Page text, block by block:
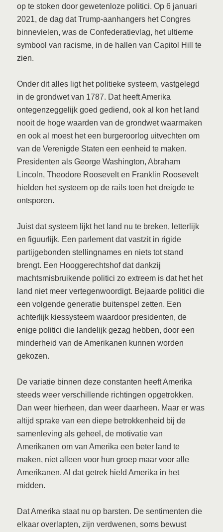
op te stoken door gewetenloze politici. Op 6 januari
2021, de dag dat Trump-aanhangers het Congres
binnevielen, was de Confederatievlag, het ultieme
symbool van racisme, in de hallen van Capitol Hill te
zien.
Onder dit alles ligt het politieke systeem, vastgelegd
in de grondwet van 1787. Dat heeft Amerika
ontegenzeggelijk goed gediend, ook al kon het land
nooit de hoge waarden van de grondwet waarmaken
en ook al moest het een burgeroorlog uitvechten om
van de Verenigde Staten een eenheid te maken.
Presidenten als George Washington, Abraham
Lincoln, Theodore Roosevelt en Franklin Roosevelt
hielden het systeem op de rails toen het dreigde te
ontsporen.
Juist dat systeem lijkt het land nu te breken, letterlijk
en figuurlijk. Een parlement dat vastzit in rigide
partijgebonden stellingnames en niets tot stand
brengt. Een Hooggerechtshof dat dankzij
machtsmisbruikende politici zo extreem is dat het het
land niet meer vertegenwoordigt. Bejaarde politici die
een volgende generatie buitenspel zetten. Een
achterlijk kiessysteem waardoor presidenten, de
enige politici die landelijk gezag hebben, door een
minderheid van de Amerikanen kunnen worden
gekozen.
De variatie binnen deze constanten heeft Amerika
steeds weer verschillende richtingen opgetrokken.
Dan weer hierheen, dan weer daarheen. Maar er was
altijd sprake van een diepe betrokkenheid bij de
samenleving als geheel, de motivatie van
Amerikanen om van Amerika een beter land te
maken, niet alleen voor hun groep maar voor alle
Amerikanen. Al dat getrek hield Amerika in het
midden.
Dat Amerika staat nu op barsten. De sentimenten die
elkaar overlapten, zijn verdwenen, soms bewust